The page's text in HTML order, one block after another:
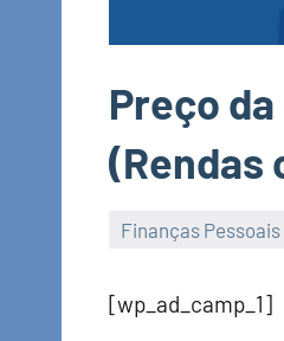
Preço
(Rendas
Finanças Pessoais
Economia
Finanças
[wp_ad_camp_1]